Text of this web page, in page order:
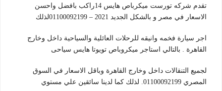
تقدم شركه تورست ميكرباص هايس 14راكب بافضل واحسن
الاسعار في مصر و بالشكل الجديد 2021 – 01100092199لذلك
اجر سيارة فخمه وانيقه للرحلات العائلية والسياحية داخل وخارج
القاهرة . بالتالي استاجر ميكروباص تويوتا هايس سياحى
لجميع التنقالات داخل وخارج القاهرة وباقل الاسعار في السوق
المصري 01100092199. لذلك كما لدينا سائقين علي مستوي